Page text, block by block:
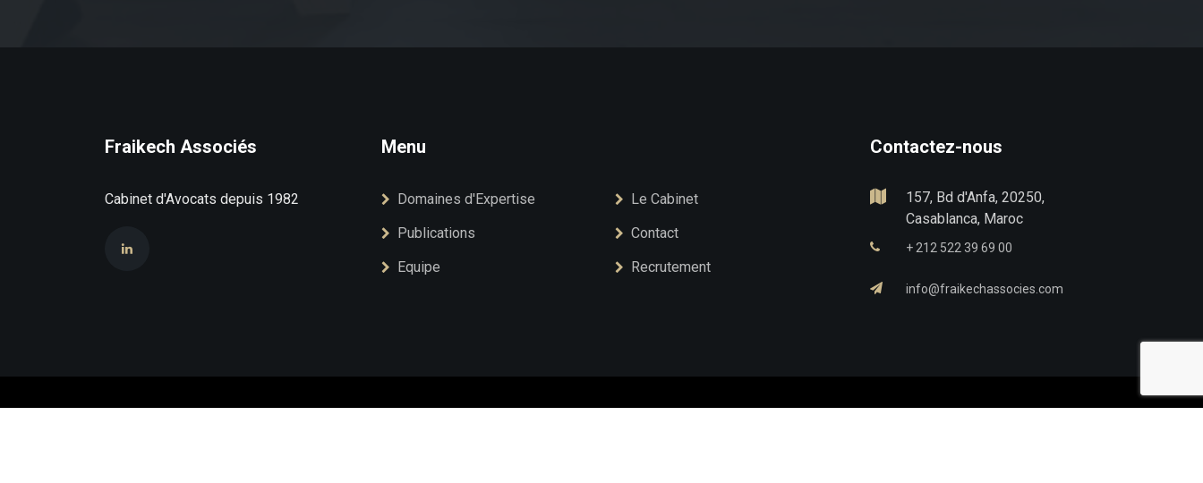
Fraikech Associés
Cabinet d'Avocats depuis 1982
Menu
Domaines d'Expertise
Publications
Equipe
Le Cabinet
Contact
Recrutement
Contactez-nous
157, Bd d'Anfa, 20250,
Casablanca, Maroc
+ 212 522 39 69 00
info@fraikechassocies.com